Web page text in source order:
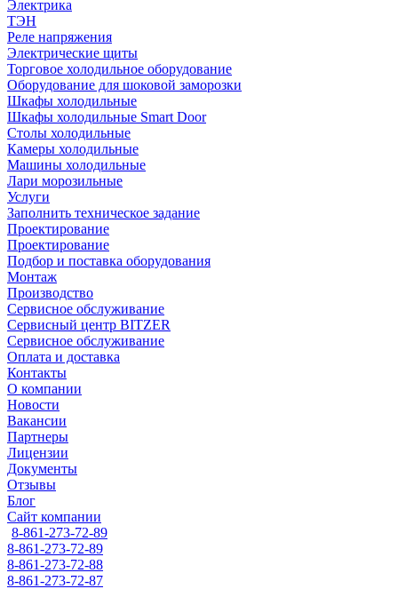
Электрика
ТЭН
Реле напряжения
Электрические щиты
Торговое холодильное оборудование
Оборудование для шоковой заморозки
Шкафы холодильные
Шкафы холодильные Smart Door
Столы холодильные
Камеры холодильные
Машины холодильные
Лари морозильные
Услуги
Заполнить техническое задание
Проектирование
Проектирование
Подбор и поставка оборудования
Монтаж
Производство
Сервисное обслуживание
Сервисный центр BITZER
Сервисное обслуживание
Оплата и доставка
Контакты
О компании
Новости
Вакансии
Партнеры
Лицензии
Документы
Отзывы
Блог
Сайт компании
8-861-273-72-89
8-861-273-72-89
8-861-273-72-88
8-861-273-72-87